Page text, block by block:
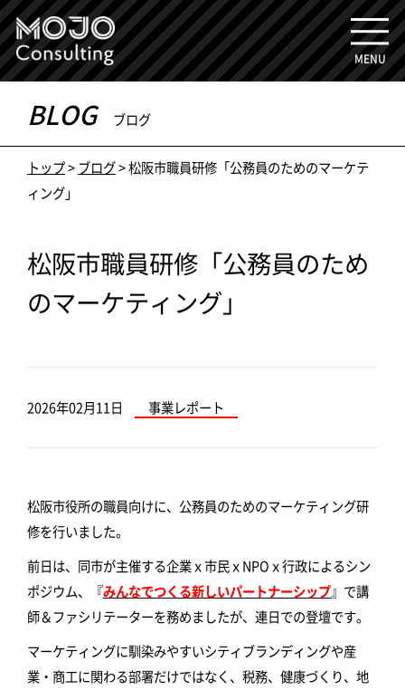
MENU
BLOG ブログ
トップ>ブログ>松阪市職員研修「公務員のためのマーケテ
ィング」
松阪市職員研修「公務員のため
のマーケティング」
2026年02月11日 事業レポート
松阪市役所の職員向けに、公務員のためのマーケティング研
修を行いました。
前日は、同市が主催する企業ｘ市民ｘNPOｘ行政によるシン
ポジウム、『みんなでつくる新しいパートナーシップ』で講
師＆ファシリテーターを務めましたが、連日での登壇です。
マーケティングに馴染みやすいシティブランディングや産
業・商工に関わる部署だけではなく、税務、健康づくり、地